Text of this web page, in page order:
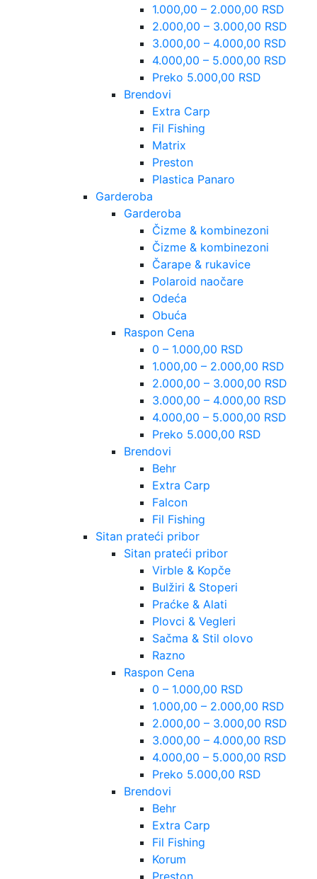
1.000,00 – 2.000,00 RSD
2.000,00 – 3.000,00 RSD
3.000,00 – 4.000,00 RSD
4.000,00 – 5.000,00 RSD
Preko 5.000,00 RSD
Brendovi
Extra Carp
Fil Fishing
Matrix
Preston
Plastica Panaro
Garderoba
Garderoba
Čizme & kombinezoni
Čizme & kombinezoni
Čarape & rukavice
Polaroid naočare
Odeća
Obuća
Raspon Cena
0 – 1.000,00 RSD
1.000,00 – 2.000,00 RSD
2.000,00 – 3.000,00 RSD
3.000,00 – 4.000,00 RSD
4.000,00 – 5.000,00 RSD
Preko 5.000,00 RSD
Brendovi
Behr
Extra Carp
Falcon
Fil Fishing
Sitan prateći pribor
Sitan prateći pribor
Virble & Kopče
Bulžiri & Stoperi
Praćke & Alati
Plovci & Vegleri
Sačma & Stil olovo
Razno
Raspon Cena
0 – 1.000,00 RSD
1.000,00 – 2.000,00 RSD
2.000,00 – 3.000,00 RSD
3.000,00 – 4.000,00 RSD
4.000,00 – 5.000,00 RSD
Preko 5.000,00 RSD
Brendovi
Behr
Extra Carp
Fil Fishing
Korum
Preston